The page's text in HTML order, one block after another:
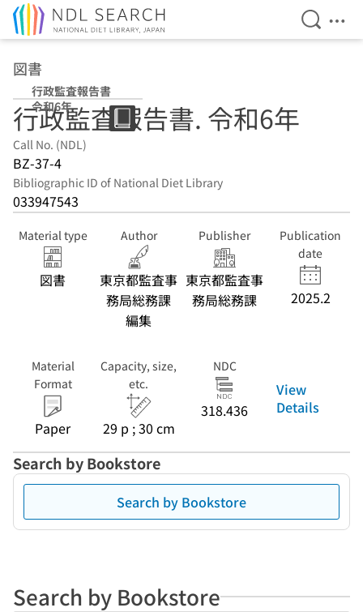
Open
図書
行政監査報告書
令和6年
行政監査報告書. 令和6年
Call No. (NDL)
BZ-37-4
Bibliographic ID of National Diet Library
033947543
Material type
図書
Author
東京都監査事
務局総務課
編集
Publisher
東京都監査事
務局総務課
Publication
date
2025.2
Material
Format
Paper
Capacity, size,
etc.
29 p ; 30 cm
NDC
318.436
View
Details
Search by Bookstore
Search by Bookstore
Search by Bookstore